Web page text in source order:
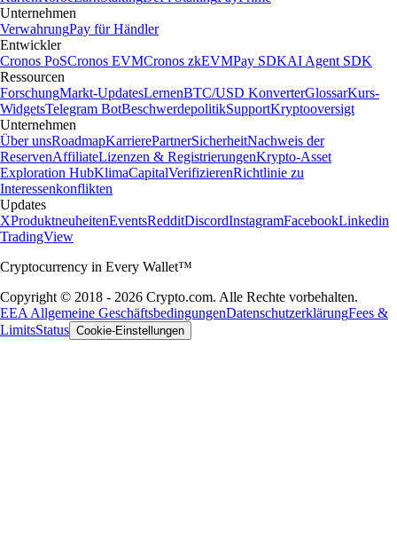
Unternehmen
VerwahrungPay für Händler
Entwickler
Cronos PoSCronos EVMCronos zkEVMPay SDKAI Agent SDK
Ressourcen
ForschungMarkt-UpdatesLernenBTC/USD KonverterGlossarKurs-
WidgetsTelegram BotBeschwerdepolitikSupportKryptooversigt
Unternehmen
Über unsRoadmapKarrierePartnerSicherheitNachweis der
ReservenAffiliateLizenzen & RegistrierungenKrypto-Asset
Exploration HubKlimaCapitalVerifizierenRichtlinie zu
Interessenkonflikten
Updates
XProduktneuheitenEventsRedditDiscordInstagramFacebookLinkedin
TradingView
Cryptocurrency in Every Wallet™
Copyright © 2018 - 2026 Crypto.com. Alle Rechte vorbehalten.
EEA Allgemeine GeschäftsbedingungenDatenschutzerklärungFees &
LimitsStatus Cookie-Einstellungen